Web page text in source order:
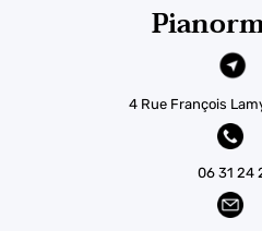
4 Rue François
06 31 24